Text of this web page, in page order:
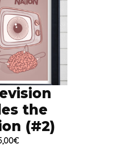
the
(#2)
€Fascia